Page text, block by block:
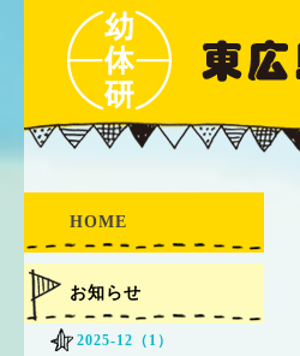
HOME
お知らせ
2025-12（1）